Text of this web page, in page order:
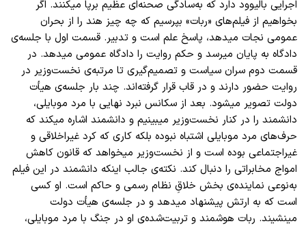
اجرایی بالیوود دارد که بهسادگی صحنهای عظیم برپا میکنند. اگر
بخواهیم از فیلمهای «ربات» بپرسیم که چه چیز هند را از بحران
عمومی نجات میدهد، پاسخ علم است و تدبیر. قسمت اول با جلسهی
دادگاه به پایان میرسد و حکم روایت را دادگاه عمومی میدهد. در
قسمت دوم سران سیاست و تصمیمگیری تا مرتبهی نخستوزیر در
روایت حضور دارند و در قاب قرار گرفتهاند. چند بار جلسهی هیأت
دولت تصویر میشود. بعد از سکانس نبرد نهایی با مرد موبایلی،
دانشمند را در کنار نخستوزیر میبینیم و دانشمند اشاره میکند که
حرفهای مرد موبایلی اشتباه نبوده بلکه کاری که کرد غیراخلاقی و
غیراجتماعی بوده است و از نخستوزیر میخواهد که قانون کاهش
امواج مخابراتی را دنبال کند. نکتهی جالب اینکه دانشمند در این فیلم
بهنوعی نمایندهی بخش خلاقِ نظام رسمی و حاکم است. او کسی
است که به ارتش پیشنهاد میدهد و در جلسهی هیأت دولت
مینشیند. ربات هوشمند و تربیتشدهی او در جنگ با مرد موبایلی،